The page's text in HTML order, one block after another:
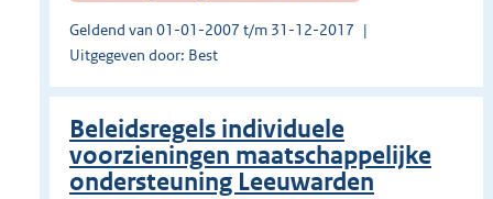
Geldend van 01-01-2007 t/m 31-12-2017
Uitgegeven door: Best
Beleidsregels individuele
voorzieningen maatschappelijke
ondersteuning Leeuwarden